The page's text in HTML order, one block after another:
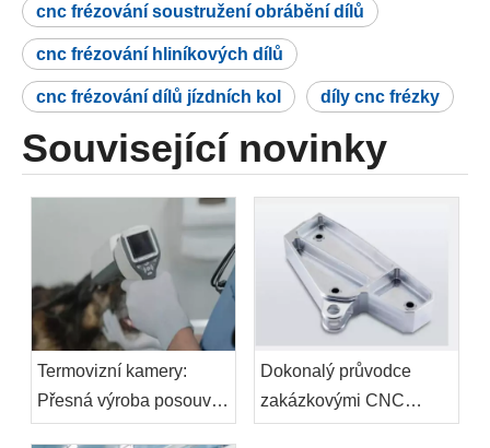
cnc frézování soustružení obrábění dílů
cnc frézování hliníkových dílů
cnc frézování dílů jízdních kol díly cnc frézky
Související novinky
Termovizní kamery:
Přesná výroba posouvá
budoucnost infračervené
Dokonalý průvodce
zakázkovými CNC
obráběnými konzolami: